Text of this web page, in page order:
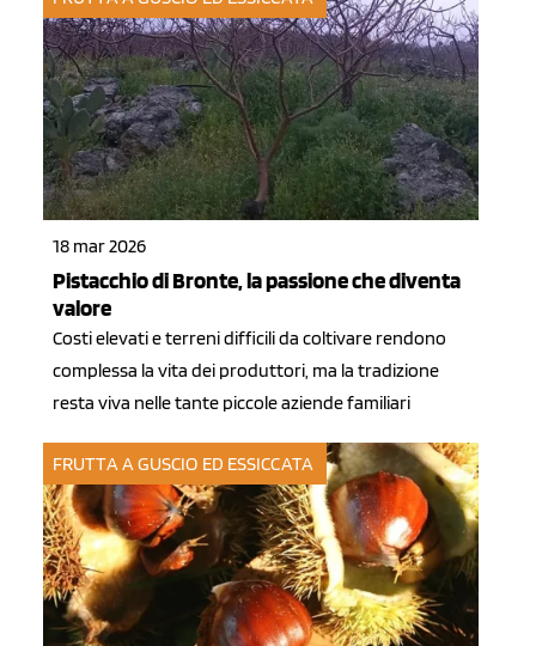
18 mar 2026
Pistacchio di Bronte, la passione che diventa
valore
Costi elevati e terreni difficili da coltivare rendono
complessa la vita dei produttori, ma la tradizione
resta viva nelle tante piccole aziende familiari
FRUTTA A GUSCIO ED ESSICCATA